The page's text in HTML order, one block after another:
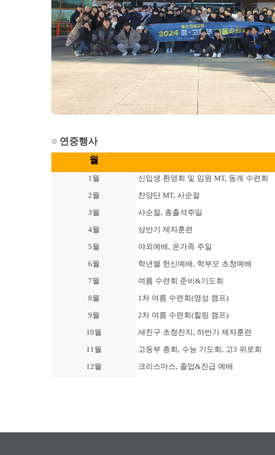
○ 연중행사
월
1월 신입생 환영회 및 임원 MT, 동계 수련회
2월 찬양단 MT, 사순절
3월 사순절, 총출석주일
4월 상반기 제자훈련
5월 야외예배, 온가족 주일
6월 학년별 헌신예배, 학부모 초청예배
7월 여름 수련회 준비&기도회
8월 1차 여름 수련회(영성 캠프)
9월 2차 여름 수련회(힐링 캠프)
10월 새친구 초청잔치, 하반기 제자훈련
11월 고등부 총회, 수능 기도회, 고3 위로회
12월 크리스마스, 졸업&진급 예배